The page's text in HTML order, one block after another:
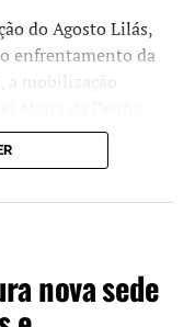
do Agosto Lilás,
enfrentamento da
mobilização
às mulheres
sendo realizadas
para discutir a
informações
nova sede